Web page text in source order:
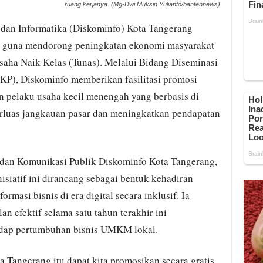
ruang kerjanya. (Mg-Dwi Muksin Yulianto/bantennews)
Informatika (Diskominfo) Kota Tangerang
mendorong peningkatan ekonomi masyarakat
Naik Kelas (Tunas). Melalui Bidang Diseminasi
Diskominfo memberikan fasilitasi promosi
usaha kecil menengah yang berbasis di
jangkauan pasar dan meningkatkan pendapatan
Komunikasi Publik Diskominfo Kota Tangerang,
ini dirancang sebagai bentuk kehadiran
bisnis di era digital secara inklusif. Ia
efektif selama satu tahun terakhir ini
pertumbuhan bisnis UMKM lokal.